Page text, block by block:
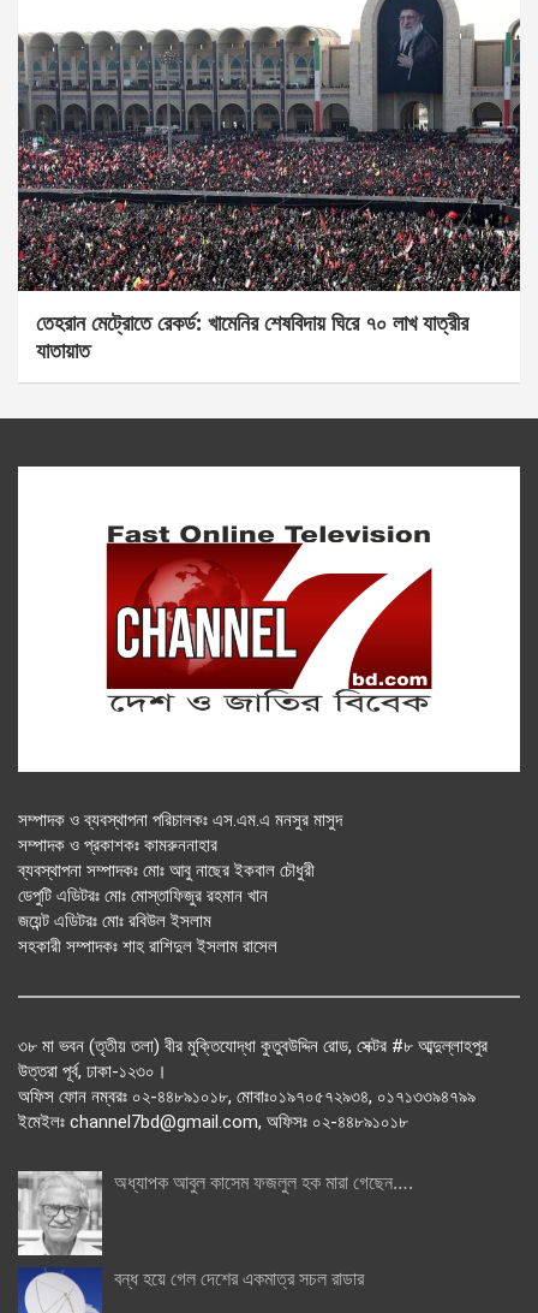
তেহরান মেট্রোতে রেকর্ড: খামেনির শেষবিদায় ঘিরে ৭০ লাখ যাত্রীর
যাতায়াত
সম্পাদক ও ব্যবস্থাপনা পরিচালকঃ এস.এম.এ মনসুর মাসুদ
সম্পাদক ও প্রকাশকঃ কামরুননাহার
ব্যবস্থাপনা সম্পাদকঃ মোঃ আবু নাছের ইকবাল চৌধুরী
ডেপুটি এডিটরঃ মোঃ মোস্তাফিজুর রহমান খান
জয়েন্ট এডিটরঃ মোঃ রবিউল ইসলাম
সহকারী সম্পাদকঃ শাহ রাশিদুল ইসলাম রাসেল
৩৮ মা ভবন (তৃতীয় তলা) বীর মুক্তিযোদ্ধা কুতুবউদ্দিন রোড, সেক্টর #৮ আব্দুল্লাহপুর
উত্তরা পূর্ব, ঢাকা-১২৩০।
অফিস ফোন নম্বরঃ ০২-৪৪৮৯১০১৮, মোবাঃ০১৯৭০৫৭২৯৩৪, ০১৭১৩৩৯৪৭৯৯
ইমেইলঃ channel7bd@gmail.com, অফিসঃ ০২-৪৪৮৯১০১৮
অধ্যাপক আবুল কাসেম ফজলুল হক মারা গেছেন….
বন্ধ হয়ে গেল দেশের একমাত্র সচল রাডার